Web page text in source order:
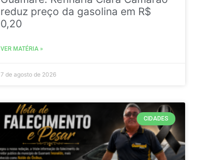
reduz preço da gasolina em R$
0,20
VER MATÉRIA »
7 de agosto de 2026
CIDADES